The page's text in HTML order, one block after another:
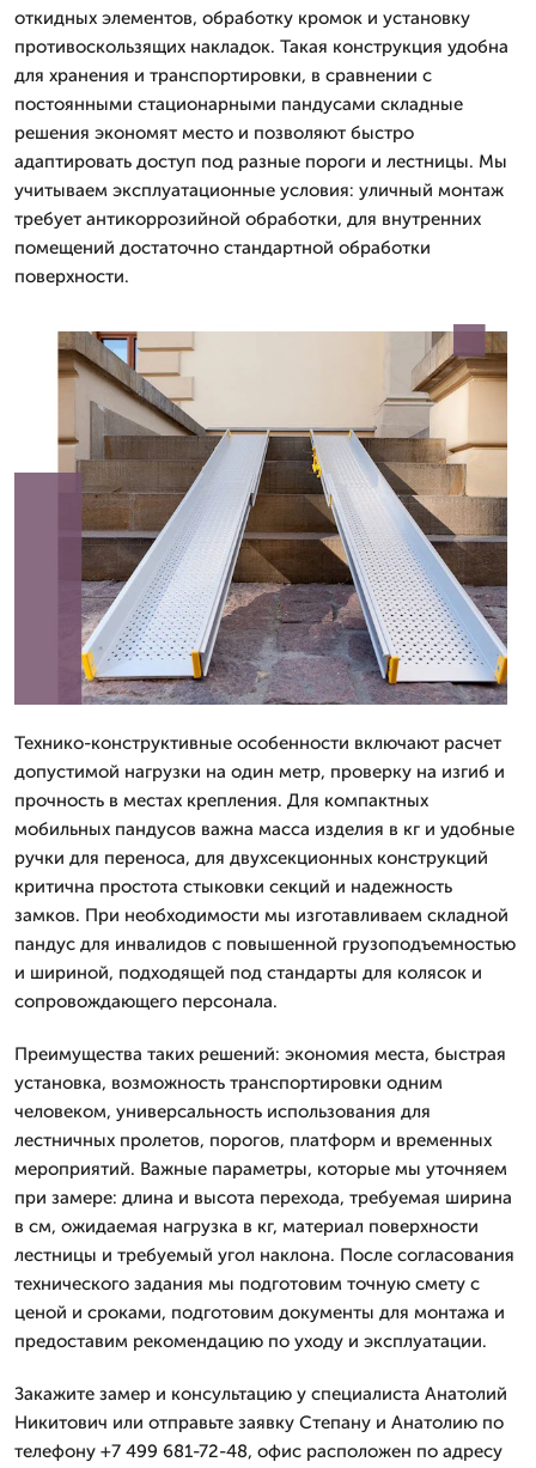
откидных элементов, обработку кромок и установку
противоскользящих накладок. Такая конструкция удобна
для хранения и транспортировки, в сравнении с
постоянными стационарными пандусами складные
решения экономят место и позволяют быстро
адаптировать доступ под разные пороги и лестницы. Мы
учитываем эксплуатационные условия: уличный монтаж
требует антикоррозийной обработки, для внутренних
помещений достаточно стандартной обработки
поверхности.
Технико-конструктивные особенности включают расчет
допустимой нагрузки на один метр, проверку на изгиб и
прочность в местах крепления. Для компактных
мобильных пандусов важна масса изделия в кг и удобные
ручки для переноса, для двухсекционных конструкций
критична простота стыковки секций и надежность
замков. При необходимости мы изготавливаем складной
пандус для инвалидов с повышенной грузоподъемностью
и шириной, подходящей под стандарты для колясок и
сопровождающего персонала.
Преимущества таких решений: экономия места, быстрая
установка, возможность транспортировки одним
человеком, универсальность использования для
лестничных пролетов, порогов, платформ и временных
мероприятий. Важные параметры, которые мы уточняем
при замере: длина и высота перехода, требуемая ширина
в см, ожидаемая нагрузка в кг, материал поверхности
лестницы и требуемый угол наклона. После согласования
технического задания мы подготовим точную смету с
ценой и сроками, подготовим документы для монтажа и
предоставим рекомендацию по уходу и эксплуатации.
Закажите замер и консультацию у специалиста Анатолий
Никитович или отправьте заявку Степану и Анатолию по
телефону +7 499 681-72-48, офис расположен по адресу